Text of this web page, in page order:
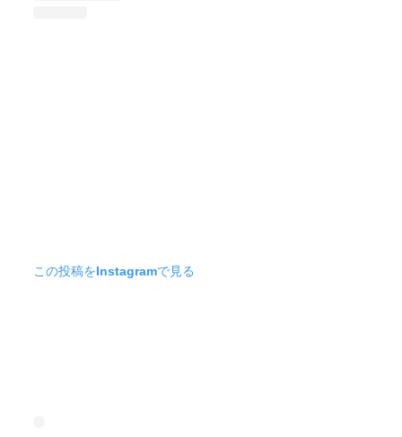
この投稿をInstagramで見る